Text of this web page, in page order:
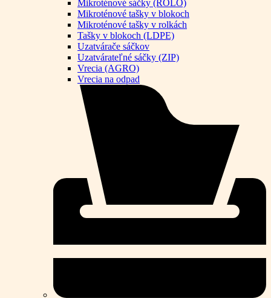
Mikroténové sáčky (ROLO)
Mikroténové tašky v blokoch
Mikroténové tašky v rolkách
Tašky v blokoch (LDPE)
Uzatvárače sáčkov
Uzatvárateľné sáčky (ZIP)
Vrecia (AGRO)
Vrecia na odpad